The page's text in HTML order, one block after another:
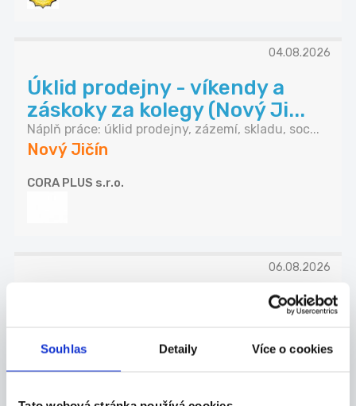
Souhlas Detaily Více o cookies
04.08.2026
Úklid prodejny - víkendy a
záskoky za kolegy (Nový Ji...
Náplň práce: úklid prodejny, zázemí, skladu, soc...
Nový Jičín
CORA PLUS s.r.o.
06.08.2026
Pracovník ostrahy retail,
Hledáme spolehlivé pracovníky ostrahy pro